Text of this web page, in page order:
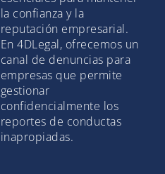
la confianza y la
reputación empresarial.
En 4DLegal, ofrecemos un
canal de denuncias para
empresas que permite
gestionar
confidencialmente los
reportes de conductas
inapropiadas.